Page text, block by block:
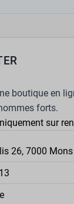
boutique en
forts.
sur
26, 7000